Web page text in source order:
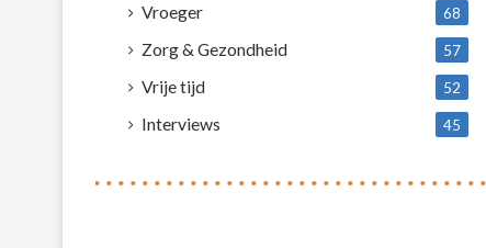
Vroeger 68
Zorg & Gezondheid 57
Vrije tijd 52
Interviews 45